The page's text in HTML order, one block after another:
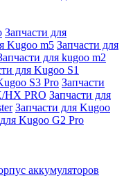
Запчасти для
Kugoo m5 Запчасти для
для kugoo m2
для Kugoo S1
S3 Pro Запчасти
HX PRO Запчасти для
Запчасти для Kugoo
Kugoo G2 Pro
аккумуляторов